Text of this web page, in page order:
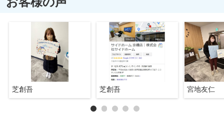
芝創吾 芝創吾 宮地友仁